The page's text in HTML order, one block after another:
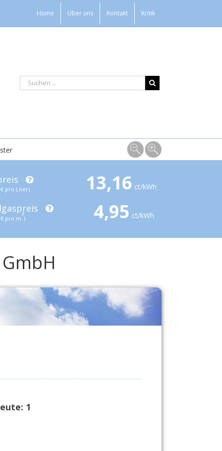
Home Über uns Kontakt Kritik
pro Liter) 13,16 ct/kWh
€ pro m
3
) 4,95 ct/kWh
1